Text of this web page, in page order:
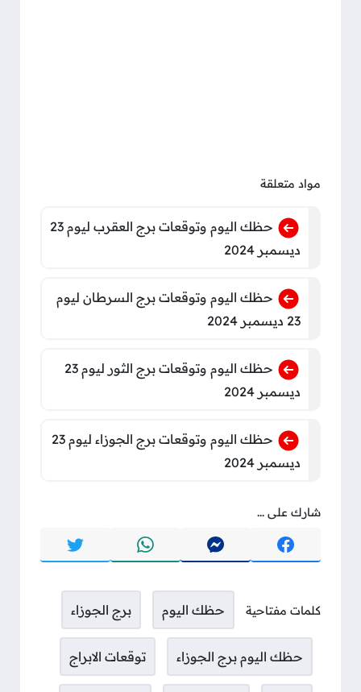
مواد متعلقة
حظك اليوم وتوقعات برج العقرب ليوم 23
ديسمبر 2024
حظك اليوم وتوقعات برج السرطان ليوم
23 ديسمبر 2024
حظك اليوم وتوقعات برج الثور ليوم 23
ديسمبر 2024
حظك اليوم وتوقعات برج الجوزاء ليوم 23
ديسمبر 2024
شارك على ...
كلمات مفتاحية حظك اليوم برج الجوزاء
حظك اليوم برج الجوزاء توقعات الابراج